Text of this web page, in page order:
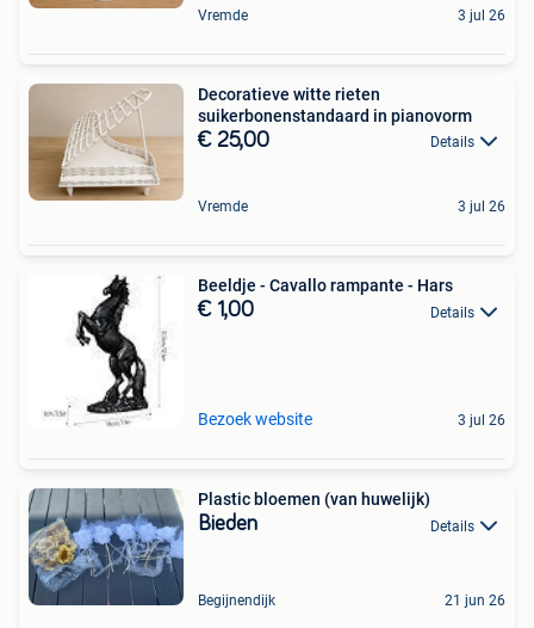
Vremde 3 jul 26
Decoratieve witte rieten
suikerbonenstandaard in pianovorm
€ 25,00 Details
Vremde 3 jul 26
Beeldje - Cavallo rampante - Hars
€ 1,00 Details
Bezoek website 3 jul 26
Plastic bloemen (van huwelijk)
Bieden Details
Begijnendijk 21 jun 26